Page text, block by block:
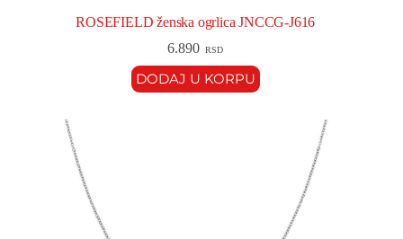
ROSEFIELD ženska ogrlica JNCCG-J616
6.890 RSD
DODAJ U KORPU